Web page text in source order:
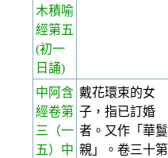
木積喻
經第五
(初一
日誦)
中阿含
經卷第
三
（一
五）中
戴花環束的女
子，指已訂婚
者。又作「華鬘
親」。卷三十第